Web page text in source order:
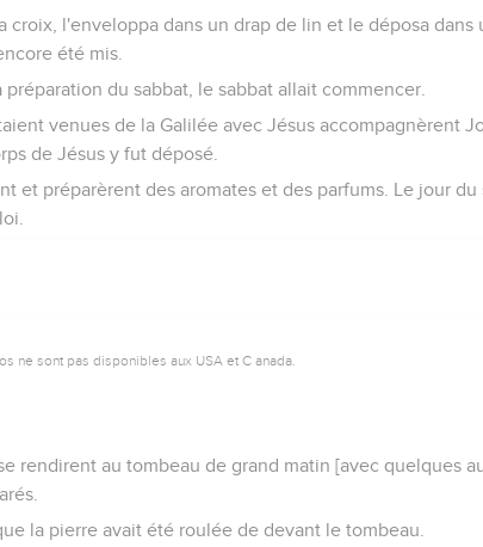
croix, l'enveloppa dans un drap de lin et le déposa dans
été mis.
du sabbat, le sabbat allait commencer.
venues de la Galilée avec Jésus accompagnèrent
de Jésus y fut déposé.
et préparèrent des aromates et des parfums. Le jour du
ne sont pas disponibles aux USA et C anada.
rendirent au tombeau de grand matin [avec quelques
la pierre avait été roulée de devant le tombeau.